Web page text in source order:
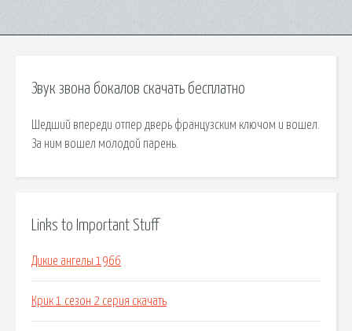
Звук звона бокалов скачать бесплатно
Шедший впереди отпер дверь французским ключом и вошел.
За ним вошел молодой парень.
Links to Important Stuff
Дикие ангелы 1966
Крик 1 сезон 2 серия скачать